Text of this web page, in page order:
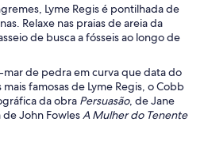
Lyme Regis é pontilhada de
Relaxe nas praias de areia da
de busca a fósseis ao longo de
de pedra em curva que data do
famosas de Lyme Regis, o Cobb
da obra Persuasão, de Jane
John Fowles A Mulher do Tenente